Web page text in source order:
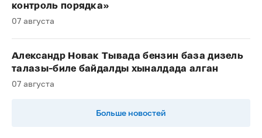
контроль порядка»
07 августа
Александр Новак Тывада бензин база дизель
талазы-биле байдалды хыналдада алган
07 августа
Больше новостей